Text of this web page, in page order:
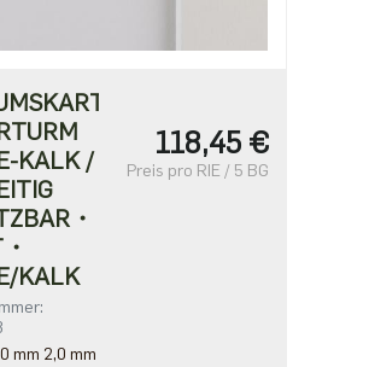
KALK /
・
KALK
mm 2,0 mm
118,45 €
Preis pro RIE / 5 BG